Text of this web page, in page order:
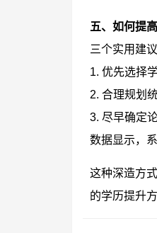
五、如何提
三个实用建议
1. 优先选择
2. 合理规划
3. 尽早确定
数据显示，
这种深造方
的学历提升